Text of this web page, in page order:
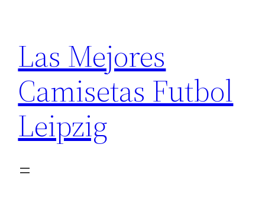
contenido
Las Mejores
Camisetas Futbol
Leipzig